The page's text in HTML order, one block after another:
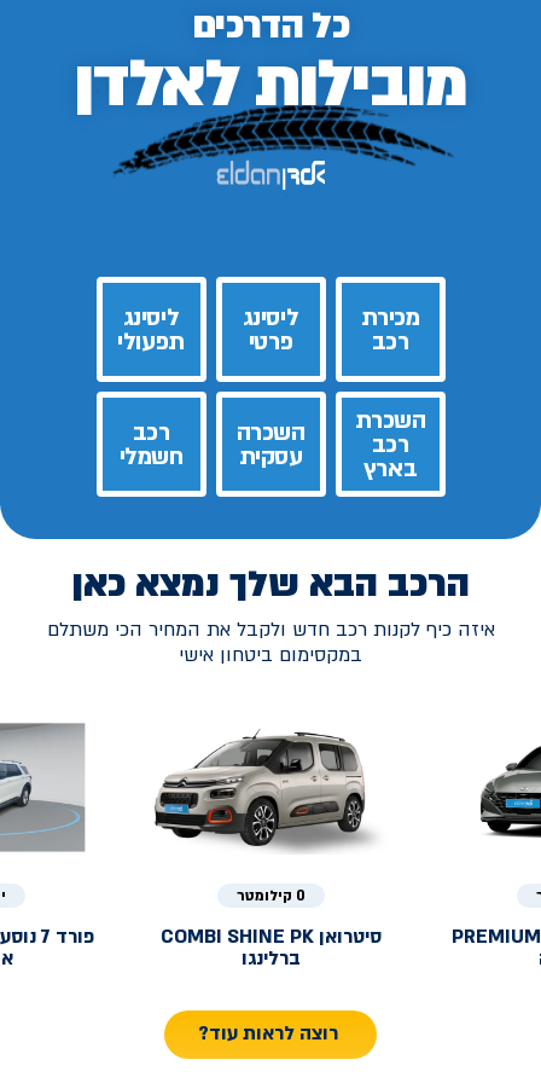
כל הדרכים
מובילות לאלדן
מכירת
רכב
ליסינג
פרטי
ליסינג
תפעולי
השכרת
רכב
בארץ
השכרה
עסקית
רכב
חשמלי
הרכב הבא שלך נמצא כאן
איזה כיף לקנות רכב חדש ולקבל את המחיר הכי משתלם
במקסימום ביטחון אישי
0 קילומטר
סיטרואן COMBI SHINE PK
ברלינגו
פורד
רוצה לראות עוד?